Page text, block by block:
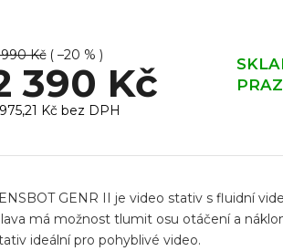
Kč ( –20 % )
390 Kč
Kč bez DPH
GENR II je video stativ s fluidní
má možnost tlumit osu otáčení a
ideální pro pohyblivé video.